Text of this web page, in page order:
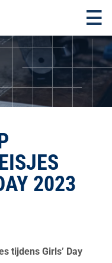
2023
tijdens Girls’ Day